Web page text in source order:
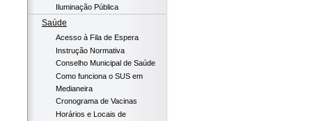
Iluminação Pública
Saúde
Acesso à Fila de Espera
Instrução Normativa
Conselho Municipal de Saúde
Como funciona o SUS em
Medianeira
Cronograma de Vacinas
Horários e Locais de